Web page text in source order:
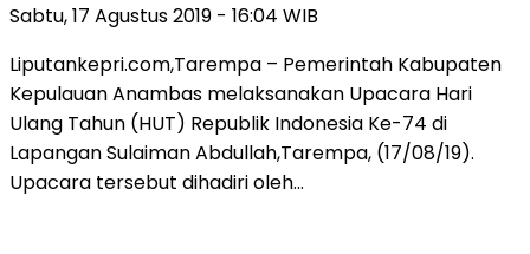
Sabtu, 17 Agustus 2019 - 16:04 WIB
Liputankepri.com,Tarempa – Pemerintah Kabupaten
Kepulauan Anambas melaksanakan Upacara Hari
Ulang Tahun (HUT) Republik Indonesia Ke-74 di
Lapangan Sulaiman Abdullah,Tarempa, (17/08/19).
Upacara tersebut dihadiri oleh…